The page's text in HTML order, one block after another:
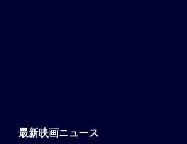
最新映画ニュース